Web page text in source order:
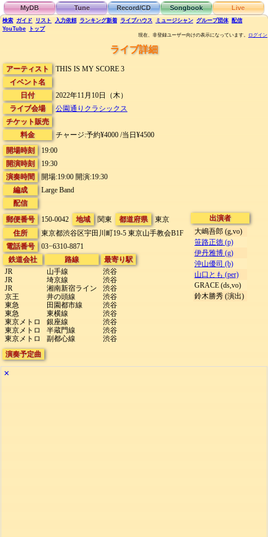
MyDB Tune Record/CD Songbook Live
検索 ガイド リスト 入力依頼 ランキング新着 ライブハウス ミュージシャン グループ団体 配信
YouTube
トップ
現在、非登録ユーザー向けの表示になっています。 ログイン
ライブ詳細
アーティスト
THIS IS MY SCORE 3
イベント名
日付
2022年11月10日（木）
ライブ会場
公園通りクラシックス
チケット販売
料金
チャージ:予約¥4000 /当日¥4500
開場時刻
19:00
開演時刻
19:30
演奏時間
開場:19:00 開演:19:30
編成
Large Band
配信
郵便番号
150-0042 地域 関東 都道府県
東京
住所
東京都渋谷区宇田川町19-5 東京山手教会B1F
電話番号
03−6310-8871
鉄道会社
JR
JR
JR
京王
東急
東急
東京メトロ
東京メトロ
東京メトロ
路線
山手線
埼京線
湘南新宿ライン
井の頭線
田園都市線
東横線
銀座線
半蔵門線
副都心線
最寄り駅
渋谷
渋谷
渋谷
渋谷
渋谷
渋谷
渋谷
渋谷
渋谷
出演者
大嶋吾郎 (g,vo)
笹路正徳 (p)
伊丹雅博 (g)
沖山優司 (b)
山口とも (per)
GRACE (ds,vo)
鈴木勝秀 (演出)
演奏予定曲
✕